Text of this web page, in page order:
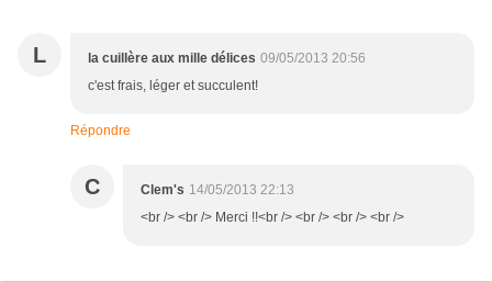
L la cuillère aux mille délices 09/05/2013 20:56
c'est frais, léger et succulent!
Répondre
C Clem's 14/05/2013 22:13
<br /> <br /> Merci !!<br /> <br /> <br /> <br />